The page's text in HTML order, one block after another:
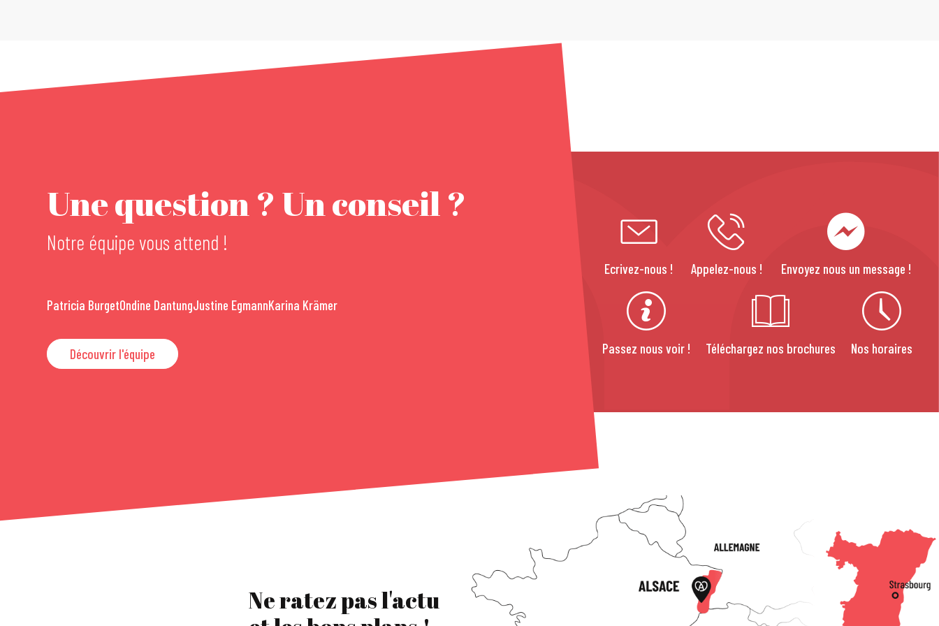
Une question ? Un conseil ?
Notre équipe vous attend !
Patricia BurgetOndine DantungJustine EgmannKarina Krämer
Découvrir l'équipe
Ecrivez-nous ! Appelez-nous ! Envoyez nous un message !
Passez nous voir ! Téléchargez nos brochures Nos horaires
Ne ratez pas l'actu